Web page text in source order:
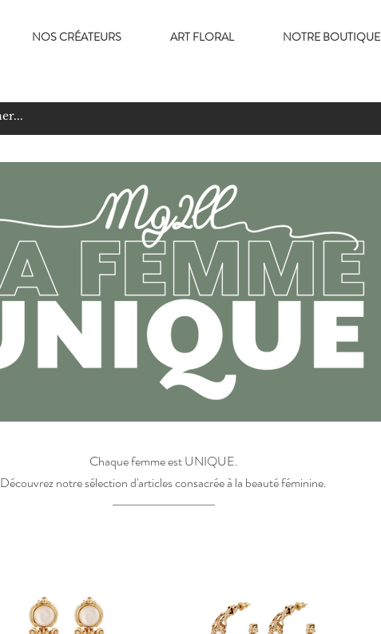
NOS CRÉATEURS ART FLORAL NOTRE BOUTIQUE
Chaque femme est UNIQUE.
Découvrez notre sélection d'articles consacrée à la beauté féminine.